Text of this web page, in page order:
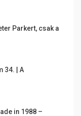
Parkert, csak a
34. | A
in 1988 –